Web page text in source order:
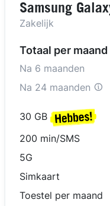
Samsung
Zakelijk
Totaal per maand
Na 6 maanden
Na 24 maanden
30 GB
200 min/SMS
5G
Simkaart
Toestel per maand